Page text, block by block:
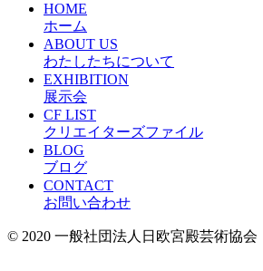
HOME
ホーム
ABOUT US
わたしたちについて
EXHIBITION
展示会
CF LIST
クリエイターズファイル
BLOG
ブログ
CONTACT
お問い合わせ
© 2020 一般社団法人日欧宮殿芸術協会